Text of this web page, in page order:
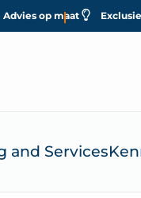
Advies op maat
and Services